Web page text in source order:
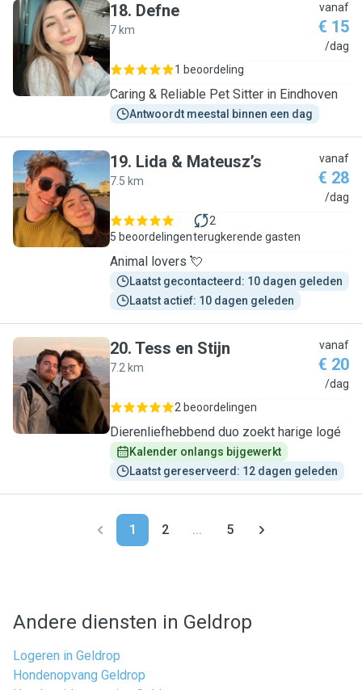
D
18. Defne
7 km
vanaf
€ 15
/dag
1 beoordeling
Caring & Reliable Pet Sitter in Eindhoven
Antwoordt meestal binnen een dag
L
19. Lida & Mateusz’s
7.5 km
vanaf
€ 28
/dag
5 beoordelingen
2
terugkerende gasten
Animal lovers 💘
Laatst gecontacteerd: 10 dagen geleden
Laatst actief: 10 dagen geleden
T
20. Tess en Stijn
7.2 km
vanaf
€ 20
/dag
2 beoordelingen
Dierenliefhebbend duo zoekt harige logé
Kalender onlangs bijgewerkt
Laatst gereserveerd: 12 dagen geleden
1 2 ... 5
Andere diensten in Geldrop
Logeren in Geldrop
Hondenopvang Geldrop